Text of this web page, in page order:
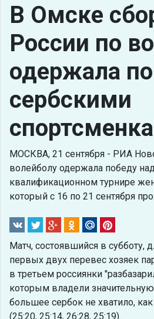
В Омске
России по
одержала
сербскими
МОСКВА, 21 сентября - РИА
волейболу одержала победу
квалификационном турнире
который с 16 по 21 сентября
Матч, состоявшийся в субботу,
первых двух перевес хозяек
в третьем россиянки
которым владели значительную
большее сербок не хватило,
(25:20, 25:14, 26:28, 25:19).